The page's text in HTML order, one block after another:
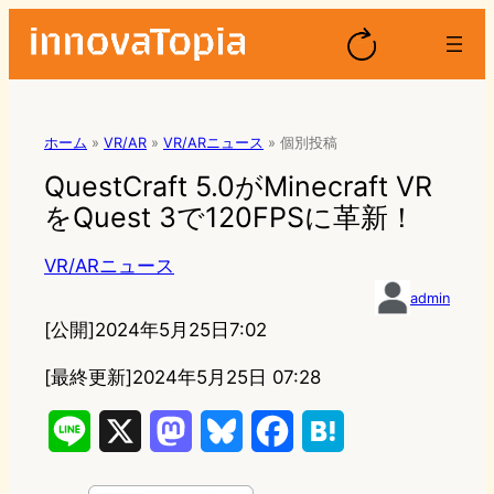
ホーム » VR/AR » VR/ARニュース » 個別投稿
QuestCraft 5.0がMinecraft VR
をQuest 3で120FPSに革新！
VR/ARニュース
admin
[公開]2024年5月25日7:02
[最終更新]2024年5月25日 07:28